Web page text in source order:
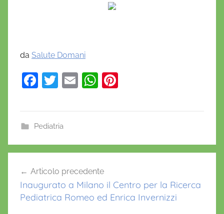
da Salute Domani
F
e
b
o
k
T
er
E
W
A
p
st
Pediatria
articoli
Articolo precedente
Inaugurato a Milano il Centro per la Ricerca
Pediatrica Romeo ed Enrica Invernizzi